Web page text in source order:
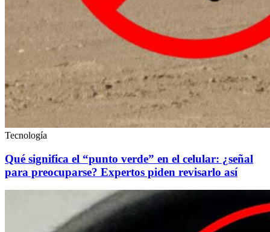
Tecnología
Qué significa el “punto verde” en el celular: ¿señal
para preocuparse? Expertos piden revisarlo así